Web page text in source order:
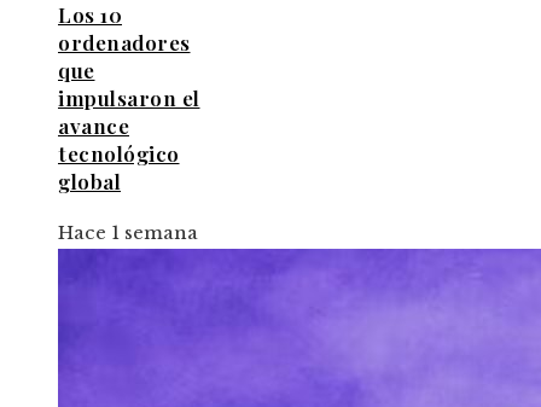
Los 10
ordenadores
que
impulsaron el
avance
tecnológico
global
Hace 1 semana